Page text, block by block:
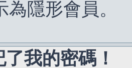
為隱形會員。
我的密碼！